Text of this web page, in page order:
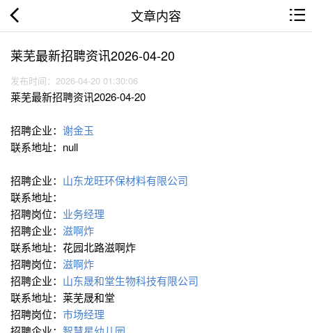
文章内容
莱芜最新招聘资讯2026-04-20
发布时间：2026-04-20 01:30:06
莱芜最新招聘资讯2026-04-20
招聘企业： 谢金玉
联系地址：null
招聘企业： 山东龙旺环保材料有限公司
联系地址：
招聘岗位： 业务经理
招聘企业： 滋啊炸
联系地址：花园北路滋啊炸
招聘岗位： 滋啊炸
招聘企业： 山东晟和堂生物科技有限公司
联系地址：莱芜晟和堂
招聘岗位： 市场经理